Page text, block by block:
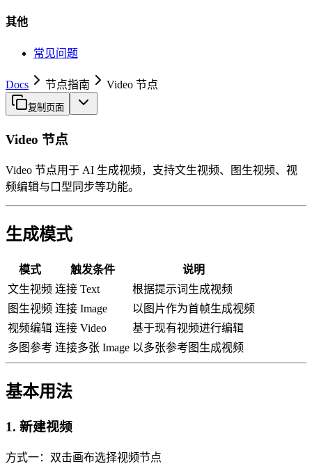
其他
常见问题
Docs 节点指南 Video 节点
复制页面
Video 节点
Video 节点用于 AI 生成视频，支持文生视频、图生视频、视
频编辑与口型同步等功能。
生成模式
模式 触发条件
说明
文生视频 连接 Text
根据提示词生成视频
图生视频 连接 Image
以图片作为首帧生成视频
视频编辑 连接 Video
基于现有视频进行编辑
多图参考 连接多张 Image 以多张参考图生成视频
基本用法
1. 新建视频
方式一：双击画布选择视频节点